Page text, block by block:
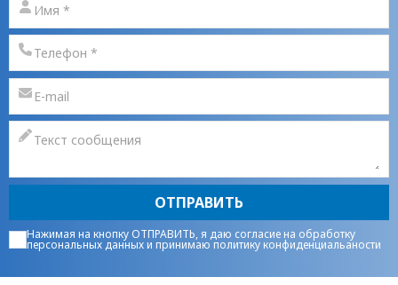
ОТПРАВИТЬ
Нажимая на кнопку ОТПРАВИТЬ, я даю согласие на обработку
персональных данныхи принимаюполитику конфиденциальаности